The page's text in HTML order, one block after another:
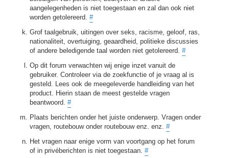
aangelegenheden is niet toegestaan en zal dan ook niet
worden getolereerd. #
Grof taalgebruik, uitingen over seks, racisme, geloof, ras,
nationaliteit, overtuiging, geaardheid, politieke discussies
of andere beledigende taal worden niet getolereerd. #
Op dit forum verwachten wij enige inzet vanuit de
gebruiker. Controleer via de zoekfunctie of je vraag al is
gesteld. Lees ook de meegeleverde handleiding van het
product. Hierin staan de meest gestelde vragen
beantwoord. #
Plaats berichten onder het juiste onderwerp. Vragen onder
vragen, routebouw onder routebouw enz. enz. #
Het vragen naar enige vorm van voortgang op het forum
of in privéberichten is niet toegestaan. #